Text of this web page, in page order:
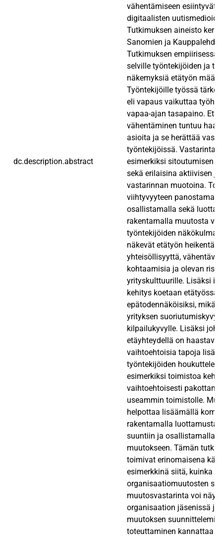
dc.description.abstract
vähentämiseen esiintyvät
digitaalisten
Tutkimuksen aineisto
Sanomien ja
Tutkimuksen empiirisessä
selville työntekijöiden ja
näkemyksiä etätyön
Työntekijöille työssä
eli vapaus vaikuttaa
vapaa-ajan tasapaino.
vähentäminen tuntuu
asioita ja se herättää
työntekijöissä. Vastarinta
esimerkiksi sitoutumisen
sekä erilaisina aktiivisen
vastarinnan muotoina.
viihtyvyyteen
osallistamalla sekä
rakentamalla muutosta
työntekijöiden
näkevät etätyön
yhteisöllisyyttä,
kohtaamisia ja olevan
yrityskulttuurille. Lisäksi
kehitys koetaan etätyössä
epätodennäköisiksi, mikä
yrityksen
kilpailukyvylle. Lisäksi
etäyhteydellä on
vaihtoehtoisia tapoja
työntekijöiden
esimerkiksi toimistoa
vaihtoehtoisesti
useammin toimistolle.
helpottaa lisäämällä
rakentamalla luottamusta
suuntiin ja osallistamalla
muutokseen. Tämän
toimivat erinomaisena
esimerkkinä siitä, kuinka
organisaatiomuutosten
muutosvastarinta voi
organisaation jäsenissä ja
muutoksen
toteuttaminen kannattaa